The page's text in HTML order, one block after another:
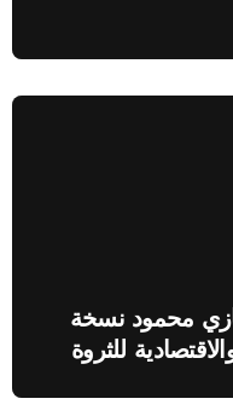
محمود نسخة
للثروة